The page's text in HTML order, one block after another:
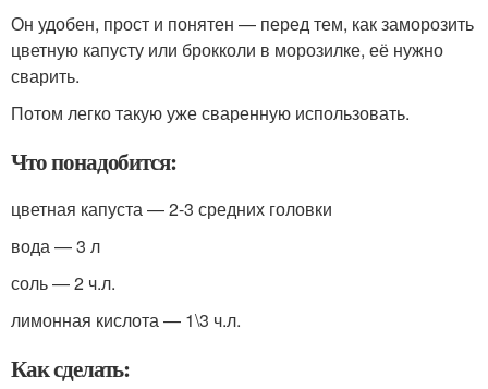
Он удобен, прост и понятен — перед тем, как заморозить
цветную капусту или брокколи в морозилке, её нужно
сварить.
Потом легко такую уже сваренную использовать.
Что понадобится:
цветная капуста — 2-3 средних головки
вода — 3 л
соль — 2 ч.л.
лимонная кислота — 1\3 ч.л.
Как сделать: